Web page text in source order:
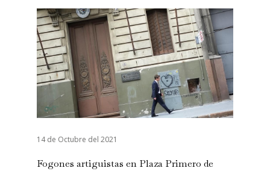
14 de Octubre del 2021
Fogones artiguistas en Plaza Primero de